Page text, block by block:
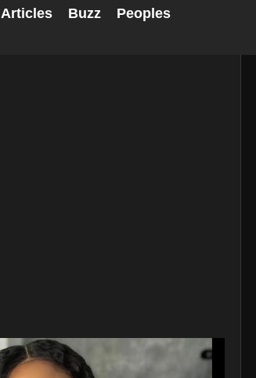
Articles Buzz Peoples